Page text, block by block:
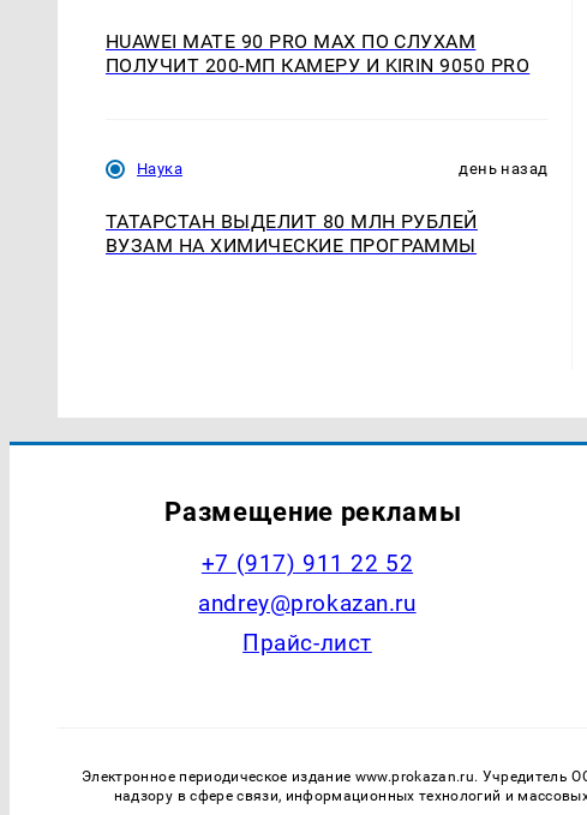
HUAWEI MATE 90 PRO MAX ПО СЛУХАМ
ПОЛУЧИТ 200-МП КАМЕРУ И KIRIN 9050 PRO
Наука день назад
ТАТАРСТАН ВЫДЕЛИТ 80 МЛН РУБЛЕЙ
ВУЗАМ НА ХИМИЧЕСКИЕ ПРОГРАММЫ
Размещение рекламы
+7 (917) 911 22 52
andrey@prokazan.ru
Прайс-лист
Электронное периодическое издание www.prokazan.ru.
надзору в сфере связи, информационных технологий и